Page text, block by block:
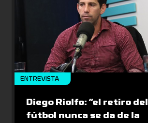
ENTREVISTA
Diego Riolfo: “el retiro del
fútbol nunca se da de la